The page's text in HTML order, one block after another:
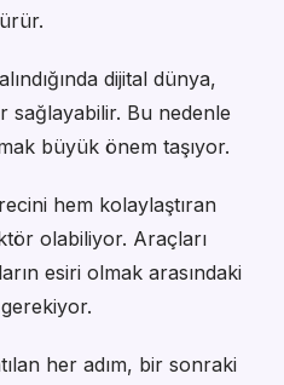
dijital dünya,
sağlayabilir. Bu nedenle
büyük önem taşıyor.
hem kolaylaştıran
olabiliyor. Araçları
esiri olmak arasındaki
her adım, bir sonraki